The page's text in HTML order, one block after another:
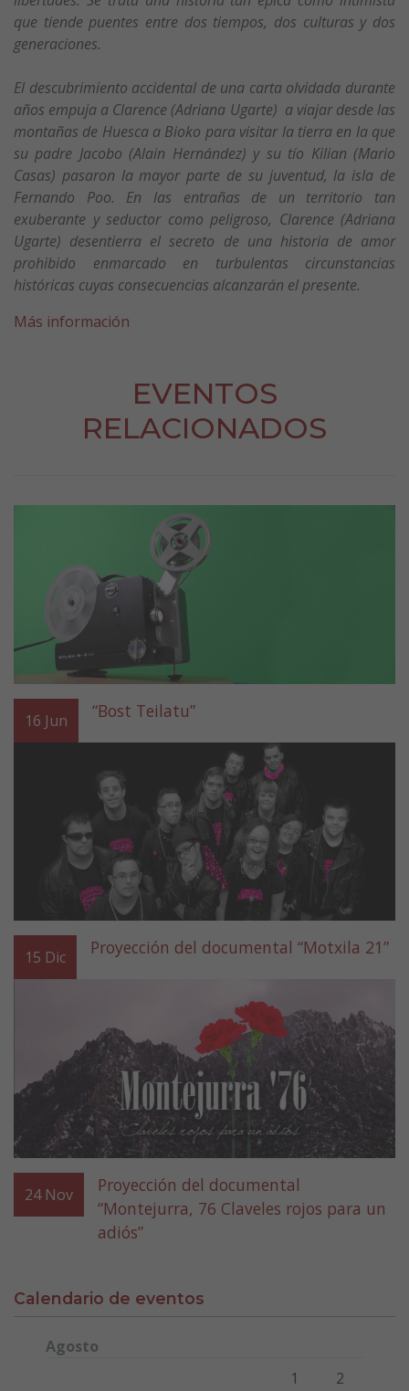
que tiende puentes entre dos tiempos, dos culturas y dos
generaciones.
El descubrimiento accidental de una carta olvidada durante
años empuja a Clarence (Adriana Ugarte) a viajar desde las
montañas de Huesca a Bioko para visitar la tierra en la que
su padre Jacobo (Alain Hernández) y su tío Kilian (Mario
Casas) pasaron la mayor parte de su juventud, la isla de
Fernando Poo. En las entrañas de un territorio tan
exuberante y seductor como peligroso, Clarence (Adriana
Ugarte) desentierra el secreto de una historia de amor
prohibido enmarcado en turbulentas circunstancias
históricas cuyas consecuencias alcanzarán el presente.
Más información
EVENTOS
RELACIONADOS
16 Jun “Bost Teilatu”
15 Dic Proyección del documental “Motxila 21”
24 Nov
Proyección del documental
“Montejurra, 76 Claveles rojos para un
adiós”
Calendario de eventos
Agosto
Viernes Sábado
1 2